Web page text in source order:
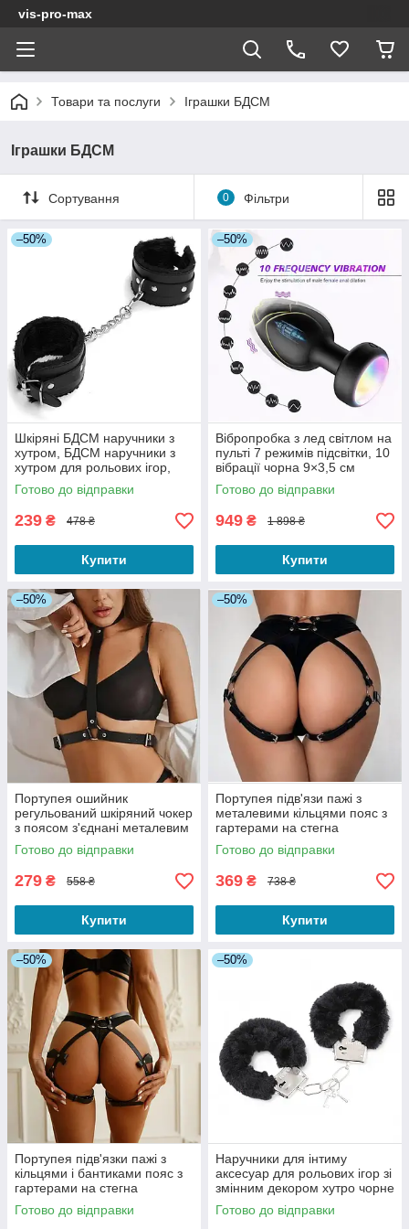
vis-pro-max
Товари та послуги Іграшки БДСМ
Іграшки БДСМ
Сортування 0 Фільтри
–50%
Шкіряні БДСМ наручники з
хутром, БДСМ наручники з
хутром для рольових ігор,
М'які наручники з хутром
Готово до відправки
239 ₴ 478 ₴
Купити
–50%
Вібропробка з лед світлом на
пульті 7 режимів підсвітки, 10
вібрації чорна 9×3,5 см
Готово до відправки
949 ₴ 1 898 ₴
Купити
–50%
Портупея ошийник
регульований шкіряний чокер
з поясом з'єднані металевим
кільцем колір чорний
Готово до відправки
279 ₴ 558 ₴
Купити
–50%
Портупея підв'язи пажі з
металевими кільцями пояс з
гартерами на стегна
регулюються чорний
Готово до відправки
369 ₴ 738 ₴
Купити
–50%
Портупея підв'язки пажі з
кільцями і бантиками пояс з
гартерами на стегна
регулюються чорний
Готово до відправки
–50%
Наручники для інтиму
аксесуар для рольових ігор зі
змінним декором хутро чорне
розмір універсальний
Готово до відправки